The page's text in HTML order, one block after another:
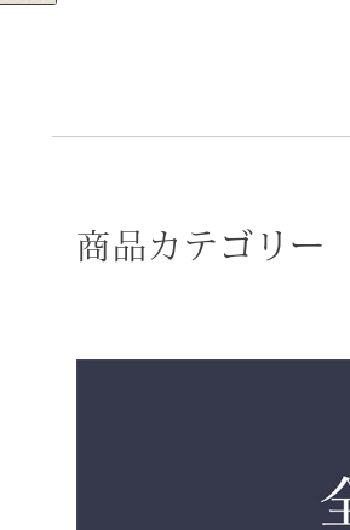
商品カテゴリー